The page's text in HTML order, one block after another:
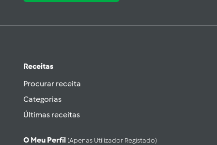
Receitas
Procurar receita
Categorias
Últimas receitas
O Meu Perfil (apenas Utilizador Registado)